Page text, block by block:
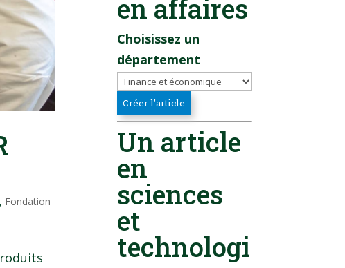
, Fondation
en affaires
Choisissez un
département
Un article
en
sciences
et
technologi